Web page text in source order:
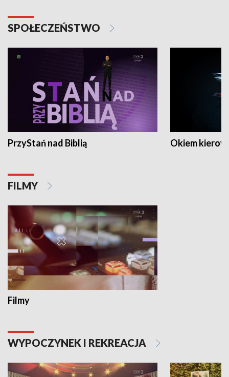
SPOŁECZEŃSTWO
PrzyStań nad Biblią Okiem
FILMY
Filmy
WYPOCZYNEK I REKREACJA